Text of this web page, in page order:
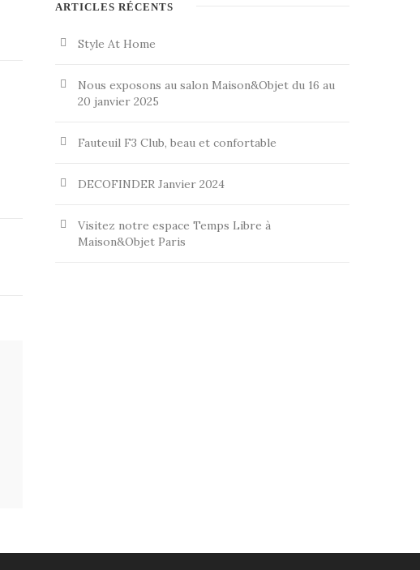
ARTICLES RÉCENTS
Style At Home
Nous exposons au salon Maison&Objet du 16 au
20 janvier 2025
Fauteuil F3 Club, beau et confortable
DECOFINDER Janvier 2024
Visitez notre espace Temps Libre à
Maison&Objet Paris